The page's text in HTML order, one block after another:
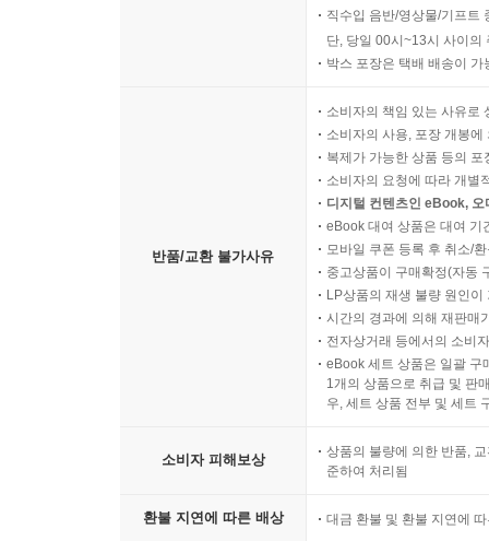
직수입 음반/영상물/기프트
단, 당일 00시~13시 사이의
박스 포장은 택배 배송이
반품/교환 불가사유
소비자의 책임 있는 사유로
소비자의 사용, 포장 개봉
복제가 가능한 상품 등의
소비자의 요청에 따라 개별
디지털 컨텐츠인 eBook,
eBook 대여 상품은 대여 기
모바일 쿠폰 등록 후 취소/
중고상품이 구매확정(자동
LP상품의 재생 불량 원인
시간의 경과에 의해 재판매
전자상거래 등에서의 소비
eBook 세트 상품은 일괄 구
1개의 상품으로 취급 및 판
우, 세트 상품 전부 및 세트
소비자 피해보상
상품의 불량에 의한 반품,
준하여 처리됨
환불 지연에 따른 배상 대금 환불 및 환불 지연에